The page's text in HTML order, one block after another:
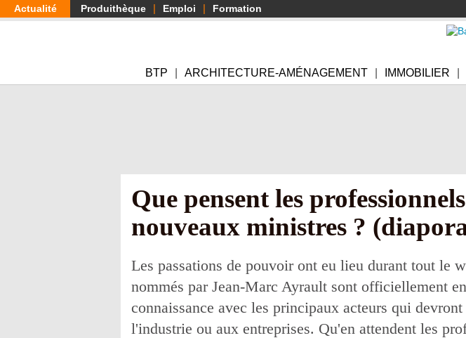
Aller
au
Actualité Produithèque Emploi Formation
BTP ARCHITECTURE-AMÉNAGEMENT IMMOBILIER
Que pensent les
nouveaux ministres ?
Les passations de pouvoir ont eu lieu durant tout le
nommés par Jean-Marc Ayrault sont officiellement
connaissance avec les principaux acteurs qui
l'industrie ou aux entreprises. Qu'en attendent les